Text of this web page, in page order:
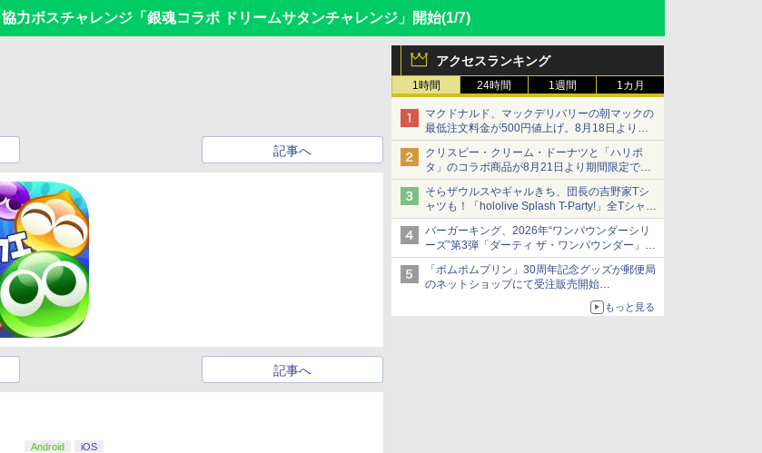
力ボスチャレンジ「銀魂コラボ ドリームサタンチャレンジ」開始(1/7)
アクセスランキング
1時間 24時間 1週間 1カ月
マクドナルド、マックデリバリーの朝マックの
最低注文料金が500円値上げ。8月18日より
1,500円から受付
クリスピー・クリーム・ドーナツと「ハリポ
タ」のコラボ商品が8月21日より期間限定で発
売
組分け帽子ドーナツなど見た目も楽しい商品が
登場
そらザウルスやギャルきち、団長の吉野家Tシ
ャツも！「hololive Splash T-Party!」全Tシャツ
ラインナップ公開＆オンライン販売開始
バーガーキング、2026年“ワンパウンダーシリ
ーズ”第3弾「ダーティ ザ・ワンパウンダー」を
8月7日発売
「特製ガーリックマヨソース」を使用した超大
型チーズバーガー
「ポムポムプリン」30周年記念グッズが郵便局
のネットショップにて受注販売開始
「おもちもちもちクッション」など今年だけの
もっと見る
記事へ
記事へ
Android iOS